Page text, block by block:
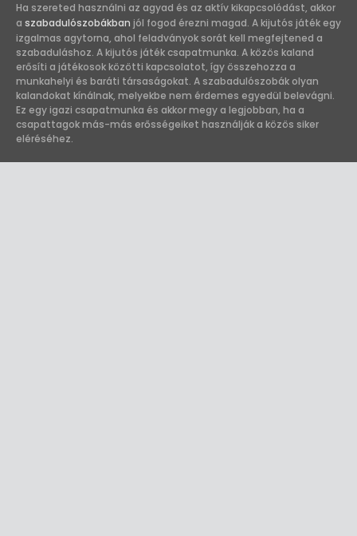
Ha szereted használni az agyad és az aktív kikapcsolódást, akkor
a szabadulószobákban jól fogod érezni magad. A kijutós játék egy
izgalmas agytorna, ahol feladványok sorát kell megfejtened a
szabaduláshoz. A kijutós játék csapatmunka. A közös kaland
erősíti a játékosok közötti kapcsolatot, így összehozza a
munkahelyi és baráti társaságokat. A szabadulószobák olyan
kalandokat kínálnak, melyekbe nem érdemes egyedül belevágni.
Ez egy igazi csapatmunka és akkor megy a legjobban, ha a
csapattagok más-más erősségeiket használják a közös siker
eléréséhez.